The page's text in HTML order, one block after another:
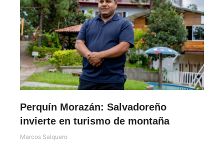
Perquín Morazán: Salvadoreño
invierte en turismo de montaña
Marcos Salquero